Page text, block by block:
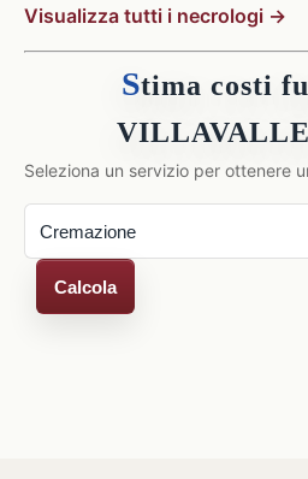
Visualizza tutti i necrologi →
Stima costi
Seleziona un servizio per ottenere
Calcola